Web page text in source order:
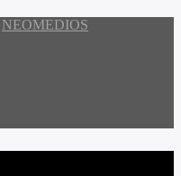
NEOMEDIOS